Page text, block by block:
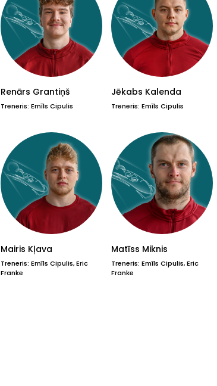
Renārs Grantiņš
Treneris: Emīls Cipulis
Jēkabs Kalenda
Treneris: Emīls Cipulis
Mairis Kļava
Treneris: Emīls Cipulis, Eric
Franke
Matīss Miknis
Treneris: Emīls Cipulis, Eric
Franke